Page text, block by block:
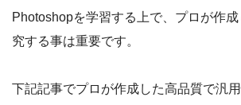
Photoshopを学習する上で、プロが作
究する事は重要です。
下記記事でプロが作成した高品質で汎